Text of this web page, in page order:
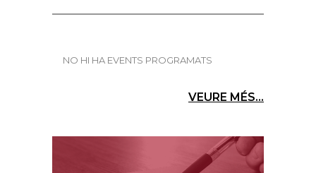
NO HI HA EVENTS PROGRAMATS
VEURE MÉS...